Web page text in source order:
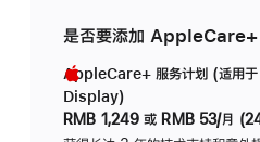
是否要添加 AppleCare+
AppleCare+ 服务计划 (适用
Display)
RMB 1,249 或 RMB 53/月